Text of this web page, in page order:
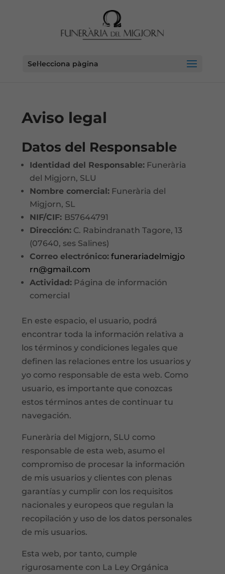
Sel·lecciona pàgina
Aviso legal
Datos del Responsable
Identidad del Responsable: Funerària
del Migjorn, SLU
Nombre comercial: Funerària del
Migjorn, SL
NIF/CIF: B57644791
Dirección: C. Rabindranath Tagore, 13
(07640, ses Salines)
Correo electrónico: funerariadelmigjo
rn@gmail.com
Actividad: Página de información
comercial
En este espacio, el usuario, podrá
encontrar toda la información relativa a
los términos y condiciones legales que
definen las relaciones entre los usuarios y
yo como responsable de esta web. Como
usuario, es importante que conozcas
estos términos antes de continuar tu
navegación.
Funerària del Migjorn, SLU como
responsable de esta web, asumo el
compromiso de procesar la información
de mis usuarios y clientes con plenas
garantías y cumplir con los requisitos
nacionales y europeos que regulan la
recopilación y uso de los datos personales
de mis usuarios.
Esta web, por tanto, cumple
rigurosamente con La Ley Orgánica